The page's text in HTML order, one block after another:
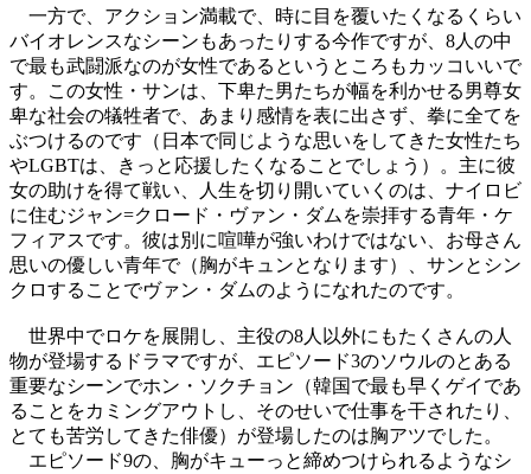
一方で、アクション満載で、時に目を覆いたくなるくらい
バイオレンスなシーンもあったりする今作ですが、8人の中
で最も武闘派なのが女性であるというところもカッコいいで
す。この女性・サンは、下卑た男たちが幅を利かせる男尊女
卑な社会の犠牲者で、あまり感情を表に出さず、拳に全てを
ぶつけるのです（日本で同じような思いをしてきた女性たち
やLGBTは、きっと応援したくなることでしょう）。主に彼
女の助けを得て戦い、人生を切り開いていくのは、ナイロビ
に住むジャン=クロード・ヴァン・ダムを崇拝する青年・ケ
フィアスです。彼は別に喧嘩が強いわけではない、お母さん
思いの優しい青年で（胸がキュンとなります）、サンとシン
クロすることでヴァン・ダムのようになれたのです。
世界中でロケを展開し、主役の8人以外にもたくさんの人
物が登場するドラマですが、エピソード3のソウルのとある
重要なシーンでホン・ソクチョン（韓国で最も早くゲイであ
ることをカミングアウトし、そのせいで仕事を干されたり、
とても苦労してきた俳優）が登場したのは胸アツでした。
エピソード9の、胸がキューっと締めつけられるようなシ